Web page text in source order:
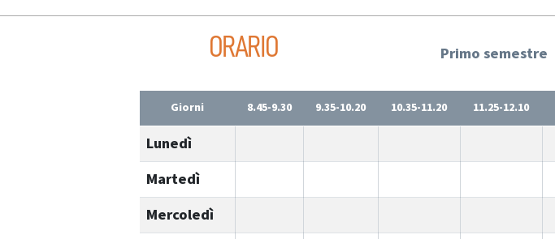
ORARIO Primo semestre
Giorni 8.45-9.30 9.35-10.20 10.35-11.20 11.25-12.10
Lunedì
Martedì
Mercoledì